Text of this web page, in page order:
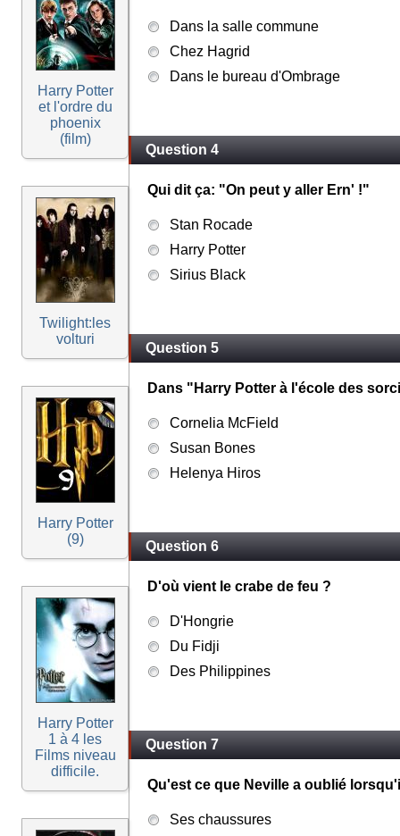
Harry Potter
et l'ordre du
phoenix
(film)
Twilight:les
volturi
Harry Potter
(9)
Harry Potter
1 à 4 les
Films niveau
difficile.
Dans la salle commune
Chez Hagrid
Dans le bureau d'Ombrage
Question 4
Qui dit ça: "On peut y aller Ern' !"
Stan Rocade
Harry Potter
Sirius Black
Question 5
Dans "Harry Potter à l'école des
Cornelia McField
Susan Bones
Helenya Hiros
Question 6
D'où vient le crabe de feu ?
D'Hongrie
Du Fidji
Des Philippines
Question 7
Qu'est ce que Neville a oublié
Ses chaussures